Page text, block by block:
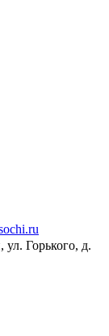
Горького, д.